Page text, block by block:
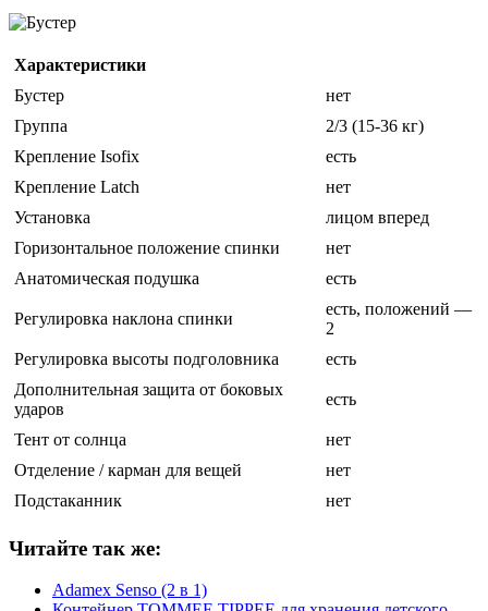
Бустер
Характеристики
Бустер
нет
Группа
2/3 (15-36 кг)
Крепление Isofix
есть
Крепление Latch
нет
Установка
лицом вперед
Горизонтальное положение спинки
нет
Анатомическая подушка
есть
Регулировка наклона спинки
есть, положений —
2
Регулировка высоты подголовника
есть
Дополнительная защита от боковых
ударов
есть
Тент от солнца
нет
Отделение / карман для вещей
нет
Подстаканник
нет
Читайте так же:
Adamex Senso (2 в 1)